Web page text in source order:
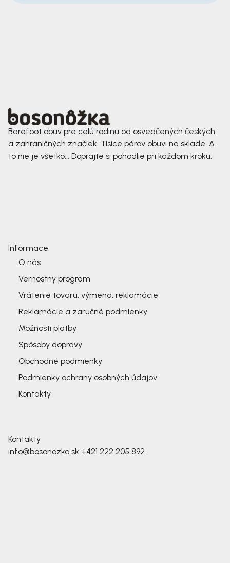
Barefoot obuv pre celú rodinu od osvedčených českých
a zahraničných značiek. Tisíce párov obuvi na sklade. A
to nie je všetko... Doprajte si pohodlie pri každom kroku.
Informace
O nás
Vernostný program
Vrátenie tovaru, výmena, reklamácie
Reklamácie a záručné podmienky
Možnosti platby
Spôsoby dopravy
Obchodné podmienky
Podmienky ochrany osobných údajov
Kontakty
Kontakty
info@bosonozka.sk +421 222 205 892